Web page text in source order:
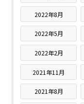
2022年8月
2022年5月
2022年2月
2021年11月
2021年8月